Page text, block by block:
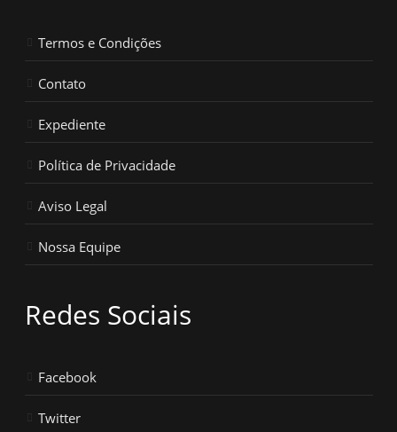
Termos e Condições
Contato
Expediente
Política de Privacidade
Aviso Legal
Nossa Equipe
Redes Sociais
Facebook
Twitter